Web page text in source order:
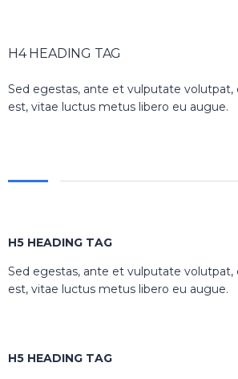
H4 HEADING TAG
Sed egestas, ante et vulputate volutpat,
est, vitae luctus metus libero eu augue.
H5 HEADING TAG
Sed egestas, ante et vulputate volutpat,
est, vitae luctus metus libero eu augue.
H5 HEADING TAG